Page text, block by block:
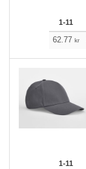
1-11
62.77 kr
1-11